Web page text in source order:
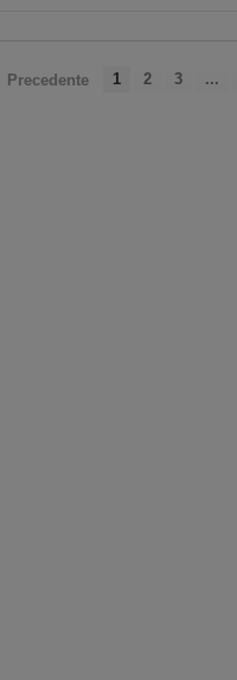
Precedente 1 2 3 ...